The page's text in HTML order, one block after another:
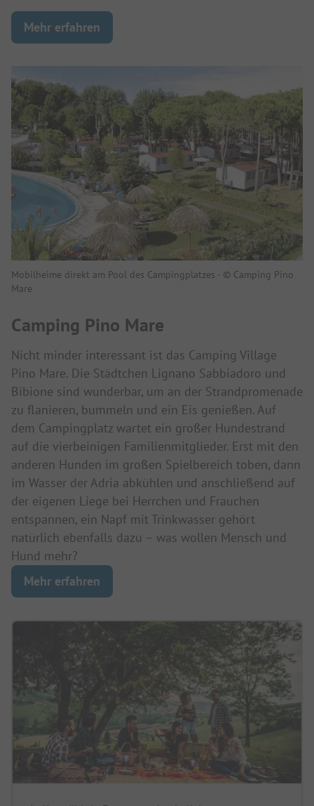
Mehr erfahren
Mobilheime direkt am Pool des Campingplatzes - © Camping Pino
Mare
Camping Pino Mare
Nicht minder interessant ist das Camping Village
Pino Mare. Die Städtchen Lignano Sabbiadoro und
Bibione sind wunderbar, um an der Strandpromenade
zu flanieren, bummeln und ein Eis genießen. Auf
dem Campingplatz wartet ein großer Hundestrand
auf die vierbeinigen Familienmitglieder. Erst mit den
anderen Hunden im großen Spielbereich toben, dann
im Wasser der Adria abkühlen und anschließend auf
der eigenen Liege bei Herrchen und Frauchen
entspannen, ein Napf mit Trinkwasser gehört
natürlich ebenfalls dazu – was wollen Mensch und
Hund mehr?
Mehr erfahren